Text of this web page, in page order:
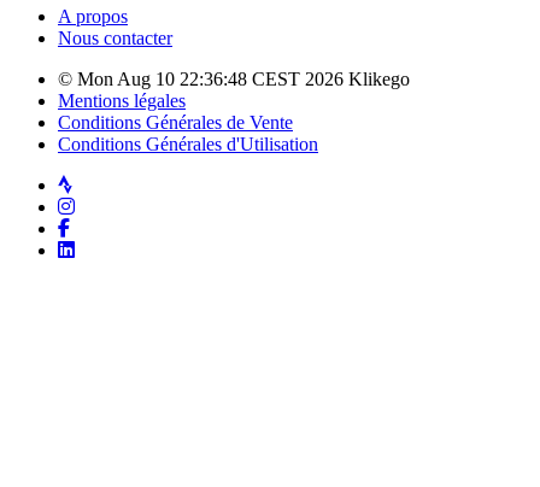
A propos
Nous contacter
© Mon Aug 10 22:36:48 CEST 2026 Klikego
Mentions légales
Conditions Générales de Vente
Conditions Générales d'Utilisation
Strava
Instagram
Facebook
LinkedIn